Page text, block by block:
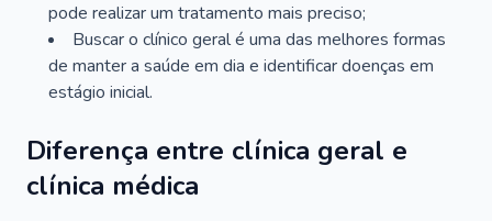
pode realizar um tratamento mais preciso;
Buscar o clínico geral é uma das melhores formas
de manter a saúde em dia e identificar doenças em
estágio inicial.
Diferença entre clínica geral e
clínica médica